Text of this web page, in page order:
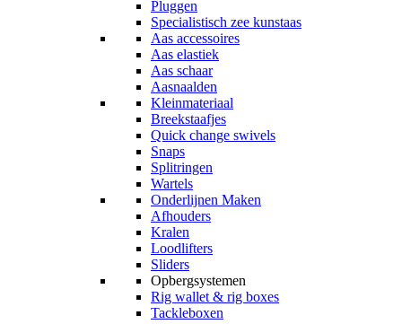
Pluggen
Specialistisch zee kunstaas
Aas accessoires
Aas elastiek
Aas schaar
Aasnaalden
Kleinmateriaal
Breekstaafjes
Quick change swivels
Snaps
Splitringen
Wartels
Onderlijnen Maken
Afhouders
Kralen
Loodlifters
Sliders
Opbergsystemen
Rig wallet & rig boxes
Tackleboxen